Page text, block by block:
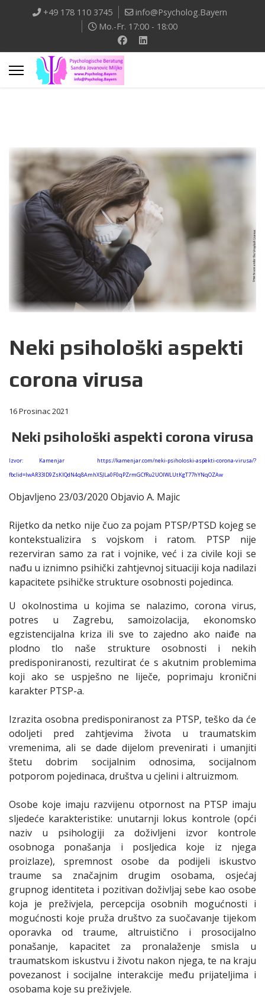
+49 178 110 3745
info@Psycholog.Bayern
Mo.-Fr. 17:00 - 18:00
Neki psihološki aspekti
corona virusa
16 Prosinac 2021
Neki psihološki aspekti corona virusa
Izvor: Kamenjar https://kamenjar.com/neki-psiholoski-aspekti-corona-virusa/?
fbclid=IwAR33ID9ZsKIQdN4q8AmhX5JLa0F0qPZrmGCfRu2UOIWLUtKgT77hYNqOZAw
Objavljeno 23/03/2020 Objavio A. Majic
Rijetko da netko nije čuo za pojam PTSP/PTSD kojeg se
kontekstualizira s vojskom i ratom. PTSP nije
rezerviran samo za rat i vojnike, već i za civile koji se
nađu u iznimno psihički zahtjevnoj situaciji koja nadilazi
kapacitete psihičke strukture osobnosti pojedinca.
U okolnostima u kojima se nalazimo, corona virus,
potres u Zagrebu, samoizolacija, ekonomsko
egzistencijalna kriza ili sve to zajedno ako naiđe na
plodno tlo naše strukture osobnosti i nekih
predisponiranosti, rezultirat će s akutnim problemima
koji ako se uspješno ne liječe, poprimaju kronični
karakter PTSP-a.
Izrazita osobna predisponiranost za PTSP, teško da će
odoljeti pred zahtjevima života u traumatskim
vremenima, ali se dade dijelom prevenirati i umanjiti
štetu dobrim socijalnim odnosima, socijalnom
potporom pojedinaca, društva u cjelini i altruizmom.
Osobe koje imaju razvijenu otpornost na PTSP imaju
sljedeće karakteristike: unutarnji lokus kontrole (opći
naziv u psihologiji za doživljeni izvor kontrole
osobnoga ponašanja i posljedica koje iz njega
proizlaze), spremnost osobe da podijeli iskustvo
traume sa značajnim drugim osobama, osjećaj
grupnog identiteta i pozitivan doživljaj sebe kao osobe
koja je preživjela, percepcija osobnih mogućnosti i
mogućnosti koje pruža društvo za suočavanje tijekom
oporavka od traume, altruistično i prosocijalno
ponašanje, kapacitet za pronalaženje smisla u
traumatskom iskustvu i životu nakon njega, te na kraju
povezanost i socijalne interakcije među prijateljima i
osobama koje su preživjele.